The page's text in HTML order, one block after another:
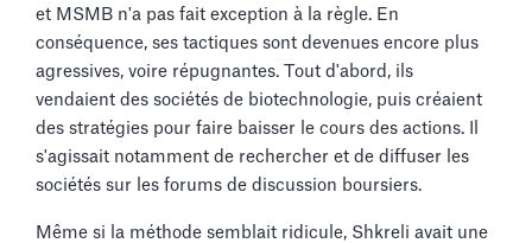
et MSMB n'a pas fait exception à la règle. En
conséquence, ses tactiques sont devenues encore plus
agressives, voire répugnantes. Tout d'abord, ils
vendaient des sociétés de biotechnologie, puis créaient
des stratégies pour faire baisser le cours des actions. Il
s'agissait notamment de rechercher et de diffuser les
sociétés sur les forums de discussion boursiers.
Même si la méthode semblait ridicule, Shkreli avait une